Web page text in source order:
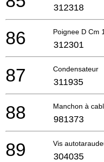
312318
Poignee D Cm
86 312301
Condensateur
87 311935
Manchon à
88 981373
Vis
89 304035